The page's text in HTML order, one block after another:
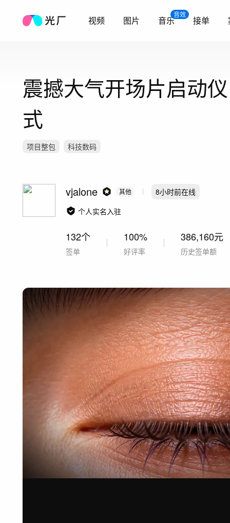
视频 图片
音效
音乐 接单
震撼大气开场片启动仪
式
项目整包 科技数码
vjalone 其他 8小时前在线
个人实名入驻
132个
签单
100%
好评率
386,160元
历史签单额